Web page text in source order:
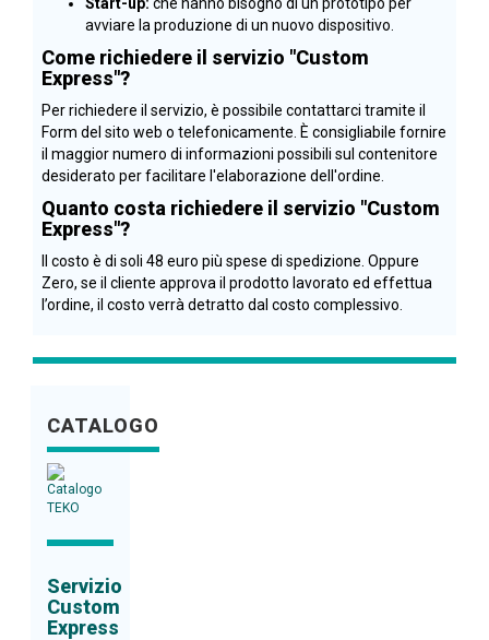
Start-up: che hanno bisogno di un prototipo per
avviare la produzione di un nuovo dispositivo.
Come richiedere il servizio "Custom
Express"?
Per richiedere il servizio, è possibile contattarci tramite il
Form del sito web o telefonicamente. È consigliabile fornire
il maggior numero di informazioni possibili sul contenitore
desiderato per facilitare l'elaborazione dell'ordine.
Quanto costa richiedere il servizio "Custom
Express"?
Il costo è di soli 48 euro più spese di spedizione. Oppure
Zero, se il cliente approva il prodotto lavorato ed effettua
l’ordine, il costo verrà detratto dal costo complessivo.
CATALOGO
Servizio
Custom
Express